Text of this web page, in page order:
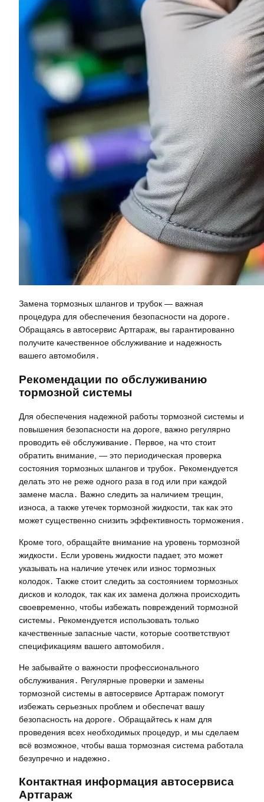
Замена тормозных шлангов и трубок — важная
процедура для обеспечения безопасности на дороге․
Обращаясь в автосервис Артгараж, вы гарантированно
получите качественное обслуживание и надежность
вашего автомобиля․
Рекомендации по обслуживанию
тормозной системы
Для обеспечения надежной работы тормозной системы и
повышения безопасности на дороге, важно регулярно
проводить её обслуживание․ Первое, на что стоит
обратить внимание, — это периодическая проверка
состояния тормозных шлангов и трубок․ Рекомендуется
делать это не реже одного раза в год или при каждой
замене масла․ Важно следить за наличием трещин,
износа, а также утечек тормозной жидкости, так как это
может существенно снизить эффективность торможения․
Кроме того, обращайте внимание на уровень тормозной
жидкости․ Если уровень жидкости падает, это может
указывать на наличие утечек или износ тормозных
колодок․ Также стоит следить за состоянием тормозных
дисков и колодок, так как их замена должна происходить
своевременно, чтобы избежать повреждений тормозной
системы․ Рекомендуется использовать только
качественные запасные части, которые соответствуют
спецификациям вашего автомобиля․
Не забывайте о важности профессионального
обслуживания․ Регулярные проверки и замены
тормозной системы в автосервисе Артгараж помогут
избежать серьезных проблем и обеспечат вашу
безопасность на дороге․ Обращайтесь к нам для
проведения всех необходимых процедур, и мы сделаем
всё возможное, чтобы ваша тормозная система работала
безупречно и надежно․
Контактная информация автосервиса
Артгараж